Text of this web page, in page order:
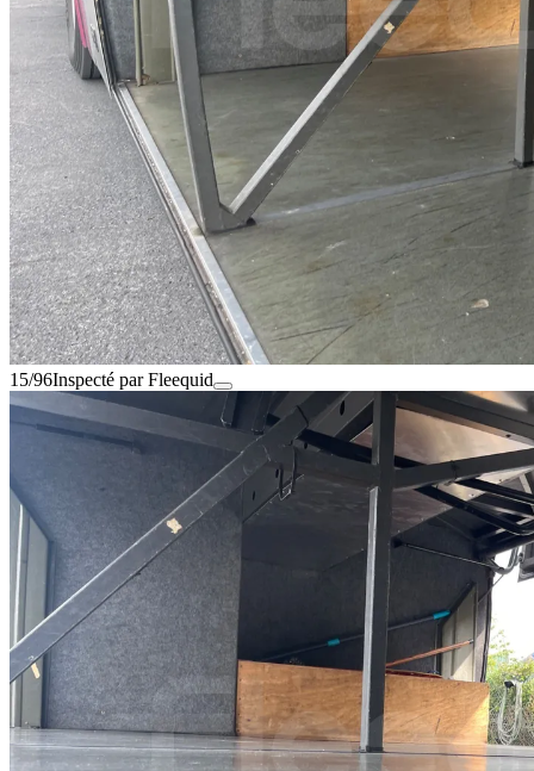
15/96Inspecté par Fleequid